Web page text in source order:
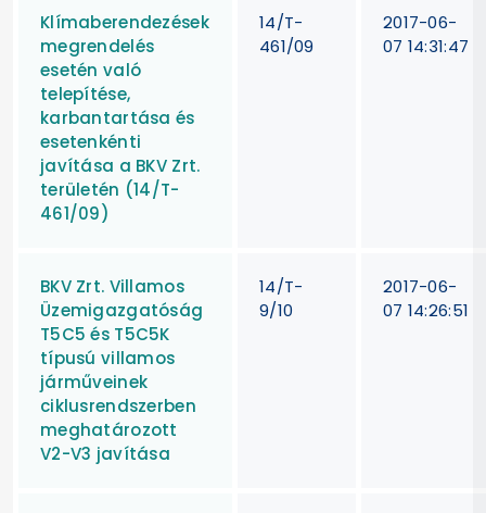
Klímaberendezések
megrendelés
esetén való
telepítése,
karbantartása és
esetenkénti
javítása a BKV Zrt.
területén (14/T-
461/09)
14/T-
461/09
2017-06-
07 14:31:47
BKV Zrt. Villamos
Üzemigazgatóság
T5C5 és T5C5K
típusú villamos
járműveinek
ciklusrendszerben
meghatározott
V2-V3 javítása
14/T-
9/10
2017-06-
07 14:26:51